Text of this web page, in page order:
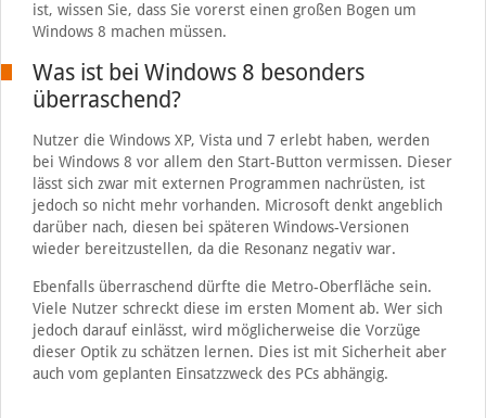
ist, wissen Sie, dass Sie vorerst einen großen Bogen um
Windows 8 machen müssen.
Was ist bei Windows 8 besonders
überraschend?
Nutzer die Windows XP, Vista und 7 erlebt haben, werden
bei Windows 8 vor allem den Start-Button vermissen. Dieser
lässt sich zwar mit externen Programmen nachrüsten, ist
jedoch so nicht mehr vorhanden. Microsoft denkt angeblich
darüber nach, diesen bei späteren Windows-Versionen
wieder bereitzustellen, da die Resonanz negativ war.
Ebenfalls überraschend dürfte die Metro-Oberfläche sein.
Viele Nutzer schreckt diese im ersten Moment ab. Wer sich
jedoch darauf einlässt, wird möglicherweise die Vorzüge
dieser Optik zu schätzen lernen. Dies ist mit Sicherheit aber
auch vom geplanten Einsatzzweck des PCs abhängig.